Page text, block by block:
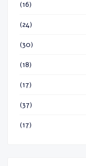
(16)
(24)
(30)
(18)
(17)
(37)
(17)